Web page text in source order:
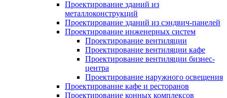
Проектирование зданий из
металлоконструкций
Проектирование зданий из сэндвич-панелей
Проектирование инженерных систем
Проектирование вентиляции
Проектирование вентиляции кафе
Проектирование вентиляции бизнес-
центра
Проектирование наружного освещения
Проектирование кафе и ресторанов
Проектирование конных комплексов